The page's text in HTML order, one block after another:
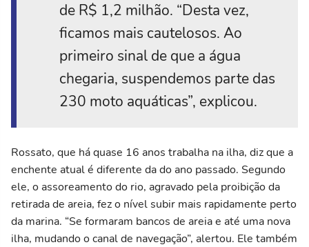
de R$ 1,2 milhão. “Desta vez,
ficamos mais cautelosos. Ao
primeiro sinal de que a água
chegaria, suspendemos parte das
230 moto aquáticas”, explicou.
Rossato, que há quase 16 anos trabalha na ilha, diz que a
enchente atual é diferente da do ano passado. Segundo
ele, o assoreamento do rio, agravado pela proibição da
retirada de areia, fez o nível subir mais rapidamente perto
da marina. “Se formaram bancos de areia e até uma nova
ilha, mudando o canal de navegação”, alertou. Ele também